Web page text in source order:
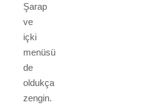
Şarap
ve
içki
menüsü
de
oldukça
zengin.